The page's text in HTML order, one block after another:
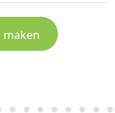
maken